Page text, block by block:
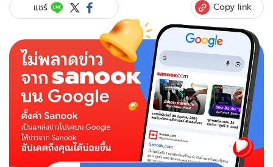
แชร์ Copy link